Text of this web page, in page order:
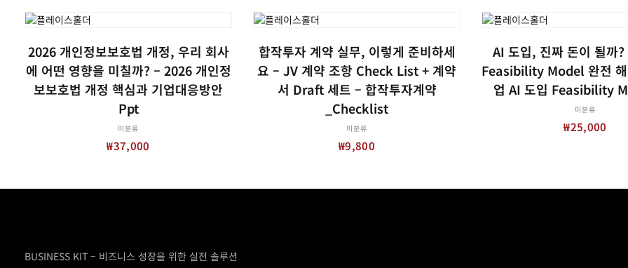
2026 개인정보보호법 개정, 우리 회사
에 어떤 영향을 미칠까? – 2026 개인정
보보호법 개정 핵심과 기업대응방안
Ppt
미분류
₩37,000
합작투자 계약 실무, 이렇게 준비하세
요 – JV 계약 조항 Check List + 계약
서 Draft 세트 – 합작투자계약
_Checklist
미분류
₩9,800
AI 도입, 진짜 돈이 될까
Feasibility Model 완전 해
업 AI 도입 Feasibility
미분류
₩25,000
BUSINESS KIT – 비즈니스 성장을 위한 실전 솔루션